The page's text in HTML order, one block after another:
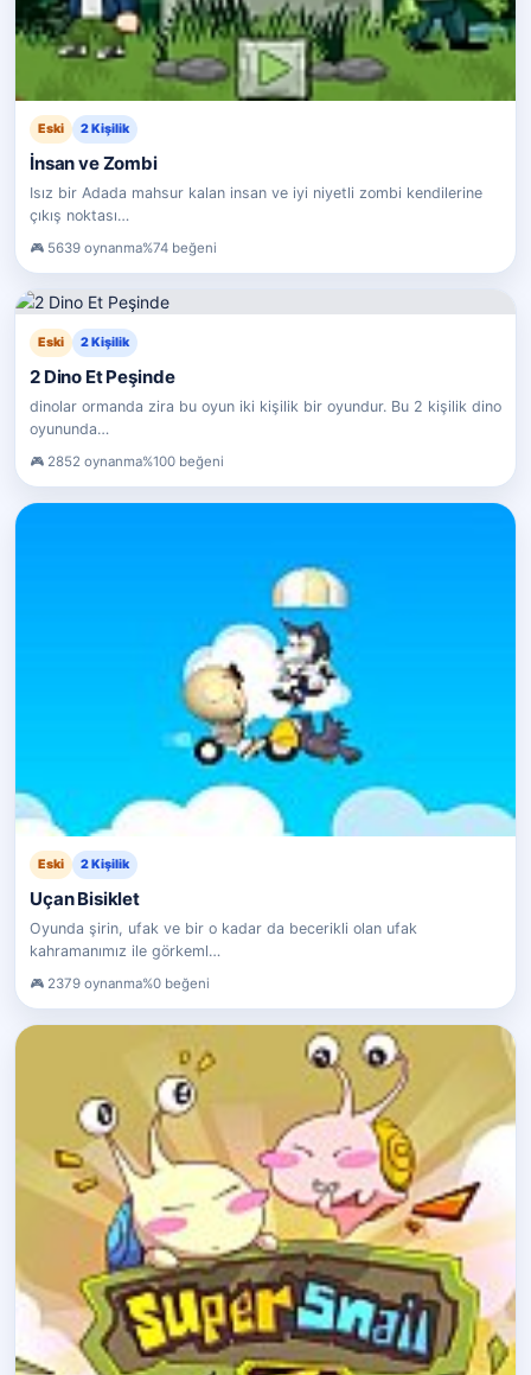
Eski 2 Kişilik
İnsan ve Zombi
Isız bir Adada mahsur kalan insan ve iyi niyetli zombi kendilerine
çıkış noktası…
5639 oynanma%74 beğeni
Eski 2 Kişilik
2 Dino Et Peşinde
dinolar ormanda zira bu oyun iki kişilik bir oyundur. Bu 2 kişilik dino
oyununda…
2852 oynanma%100 beğeni
Eski 2 Kişilik
Uçan Bisiklet
Oyunda şirin, ufak ve bir o kadar da becerikli olan ufak
kahramanımız ile görkeml…
2379 oynanma%0 beğeni